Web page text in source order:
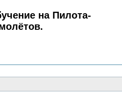
на Пилота-